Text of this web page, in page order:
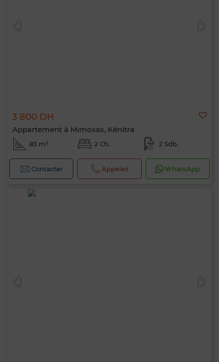
3 800 DH
Appartement à Mimosas, Kénitra
83 m² 2 Ch. 2 Sdb.
Contacter Appelez WhatsApp